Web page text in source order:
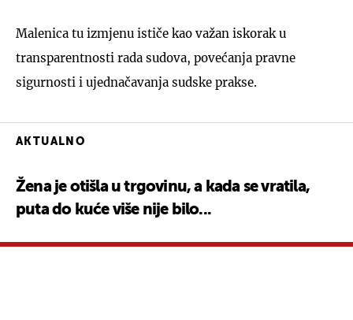
Malenica tu izmjenu ističe kao važan iskorak u
transparentnosti rada sudova, povećanja pravne
sigurnosti i ujednačavanja sudske prakse.
AKTUALNO
Žena je otišla u trgovinu, a kada se vratila,
puta do kuće više nije bilo...